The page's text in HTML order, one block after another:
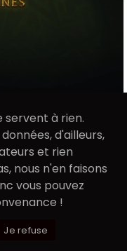
servent à rien.
d'ailleurs,
et rien
nous n'en faisons
vous pouvez
!
Je refuse